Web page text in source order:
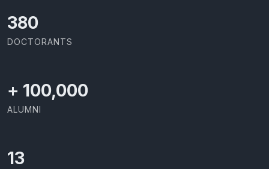
414
DOCTORANTS
+ 100,000
ALUMNI
13